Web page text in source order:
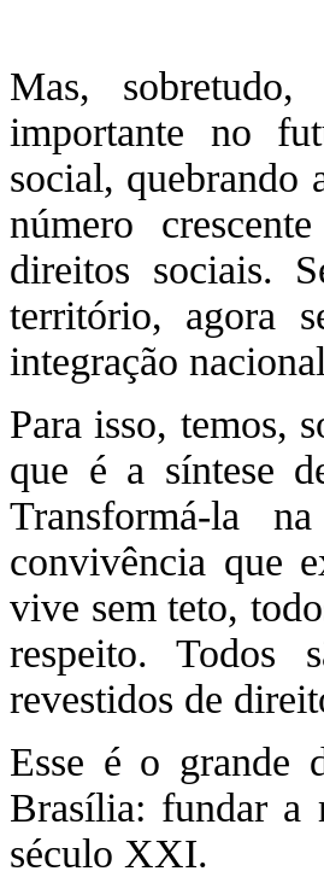
Mas,
importante no
social, quebrando
número
direitos sociais.
território, agora
integração
Para isso, temos,
que é a síntese
Transformá-la
convivência que
vive sem teto,
respeito. Todos
revestidos de
Esse é o grande
Brasília: fundar a
século XXI.